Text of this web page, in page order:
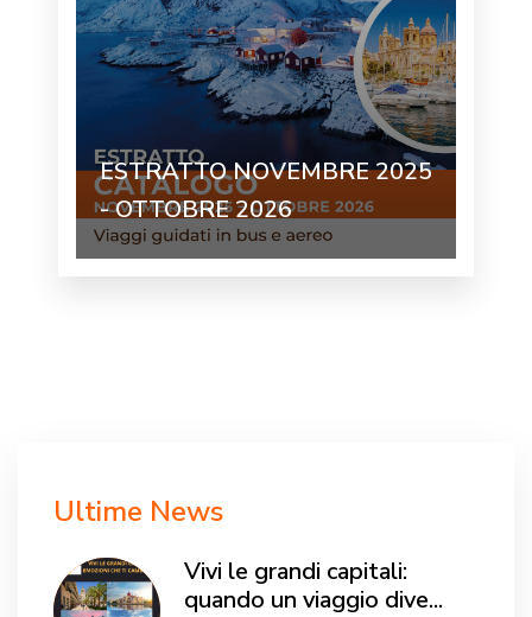
ESTRATTO NOVEMBRE 2025
- OTTOBRE 2026
Ultime News
Vivi le grandi capitali:
quando un viaggio dive...